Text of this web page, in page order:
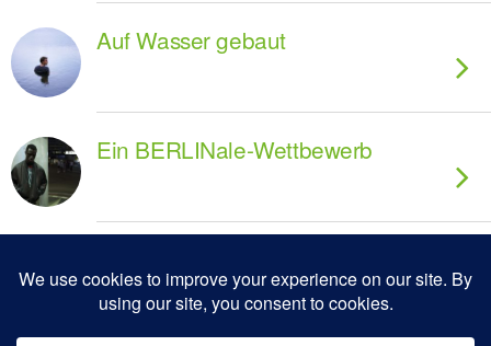
Auf Wasser gebaut
Ein BERLINale-Wettbewerb
Zum Seitenanfang